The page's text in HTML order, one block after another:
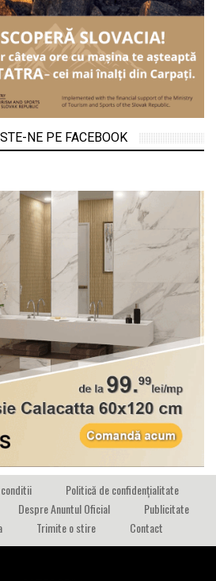
NE PE FACEBOOK
Politică de confidențialitate
Despre Anuntul Oficial
Publicitate
Trimite o stire Contact